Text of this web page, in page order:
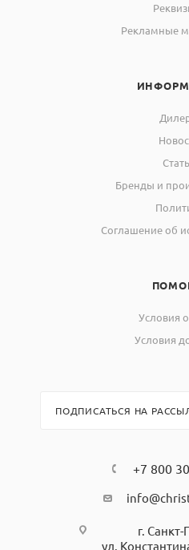
Рекламные
Бренды и
Соглашение об
Условия
Условия
ПОДПИСАТЬСЯ НА
+7 800
г. Санкт-
ул.